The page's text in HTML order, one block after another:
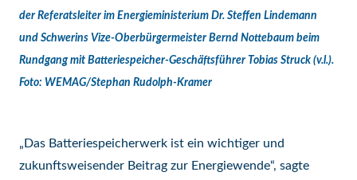
der Referatsleiter im Energieministerium Dr. Steffen Lindemann
und Schwerins Vize-Oberbürgermeister Bernd Nottebaum beim
Rundgang mit Batteriespeicher-Geschäftsführer Tobias Struck (v.l.).
Foto: WEMAG/Stephan Rudolph-Kramer
„Das Batteriespeicherwerk ist ein wichtiger und
zukunftsweisender Beitrag zur Energiewende“, sagte